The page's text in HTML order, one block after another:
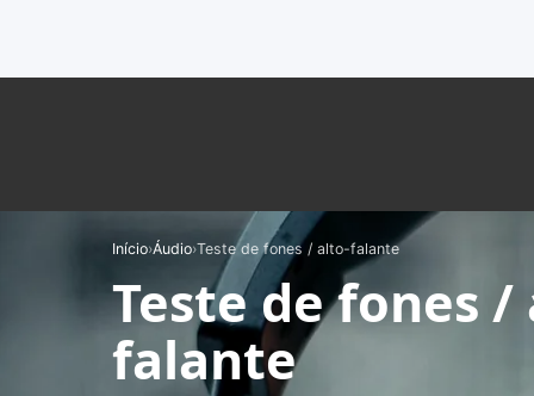
Início›Áudio›Teste de fones / alto-falante
Teste de fones
falante